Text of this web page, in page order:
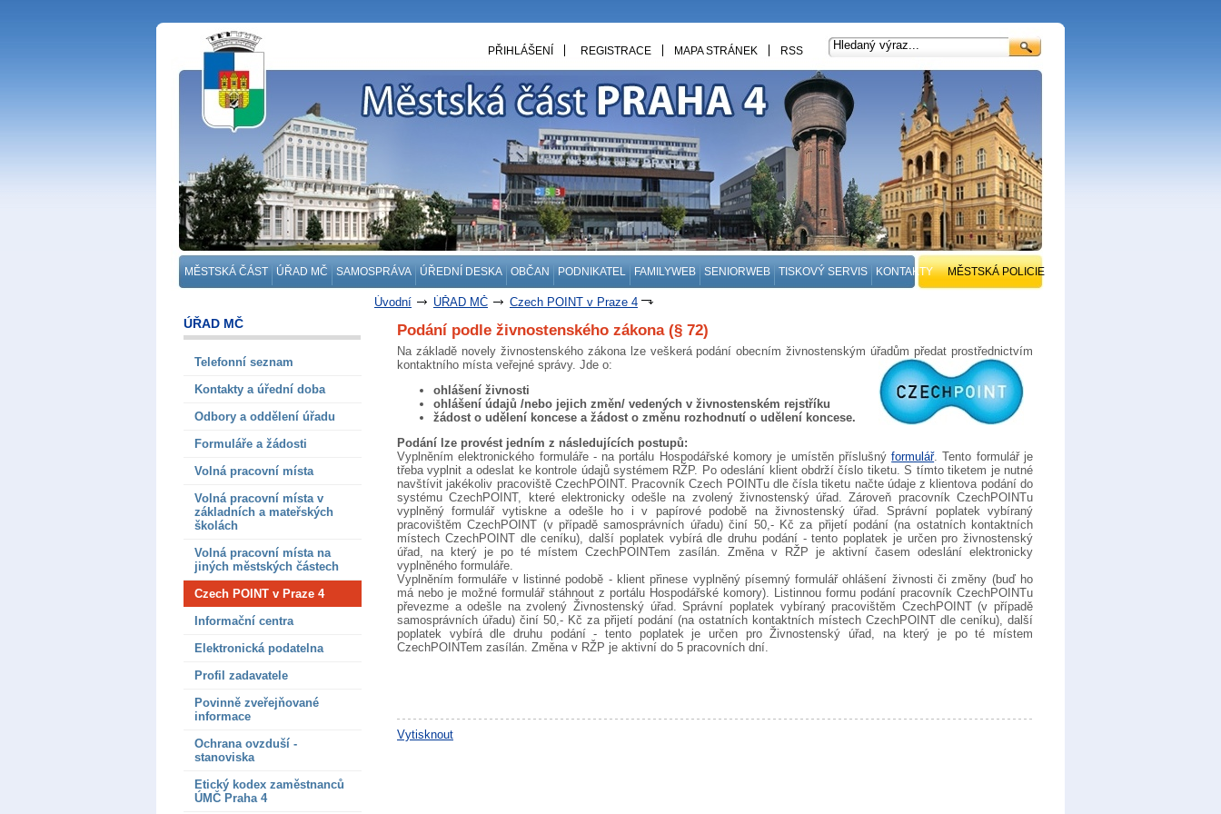
MĚSTSKÁ ČÁST ÚŘAD MČ SAMOSPRÁVA ÚŘEDNÍ DESKA OBČAN PODNIKATEL FAMILYWEB SENIORWEB TISKOVÝ SERVIS KONTAKTY MĚSTSKÁ POLICIE
PŘIHLÁŠENÍ REGISTRACE MAPA STRÁNEK RSS
Úvodní ÚŘAD MČ Czech POINT v Praze 4
ÚŘAD MČ
Telefonní seznam
Kontakty a úřední doba
Odbory a oddělení úřadu
Formuláře a žádosti
Volná pracovní místa
Volná pracovní místa v
základních a mateřských
školách
Volná pracovní místa na
jiných městských částech
Czech POINT v Praze 4
Informační centra
Elektronická podatelna
Profil zadavatele
Povinně zveřejňované
informace
Ochrana ovzduší -
stanoviska
Etický kodex zaměstnanců
ÚMČ Praha 4
Podání podle živnostenského zákona (§ 72)
Na základě novely živnostenského zákona lze veškerá podání obecním živnostenským úřadům předat prostřednictvím
kontaktního místa veřejné správy. Jde o:
ohlášení živnosti
ohlášení údajů /nebo jejich změn/ vedených v živnostenském rejstříku
žádost o udělení koncese a žádost o změnu rozhodnutí o udělení koncese.
Podání lze provést jedním z následujících postupů:
Vyplněním elektronického formuláře - na portálu Hospodářské komory je umístěn příslušnýformulář. Tento formulář je
třeba vyplnit a odeslat ke kontrole údajů systémem RŽP. Po odeslání klient obdrží číslo tiketu. S tímto tiketem je nutné
navštívit jakékoliv pracoviště CzechPOINT. Pracovník Czech POINTu dle čísla tiketu načte údaje z klientova podání do
systému CzechPOINT, které elektronicky odešle na zvolený živnostenský úřad. Zároveň pracovník CzechPOINTu
vyplněný formulář vytiskne a odešle ho i v papírové podobě na živnostenský úřad. Správní poplatek vybíraný
pracovištěm CzechPOINT (v případě samosprávních úřadu) činí 50,- Kč za přijetí podání (na ostatních kontaktních
místech CzechPOINT dle ceníku), další poplatek vybírá dle druhu podání - tento poplatek je určen pro živnostenský
úřad, na který je po té místem CzechPOINTem zasílán. Změna v RŽP je aktivní časem odeslání elektronicky
vyplněného formuláře.
Vyplněním formuláře v listinné podobě - klient přinese vyplněný písemný formulář ohlášení živnosti či změny (buď ho
má nebo je možné formulář stáhnout z portálu Hospodářské komory). Listinnou formu podání pracovník CzechPOINTu
převezme a odešle na zvolený Živnostenský úřad. Správní poplatek vybíraný pracovištěm CzechPOINT (v případě
samosprávních úřadu) činí 50,- Kč za přijetí podání (na ostatních kontaktních místech CzechPOINT dle ceníku), další
poplatek vybírá dle druhu podání - tento poplatek je určen pro Živnostenský úřad, na který je po té místem
CzechPOINTem zasílán. Změna v RŽP je aktivní do 5 pracovních dní.
Vytisknout